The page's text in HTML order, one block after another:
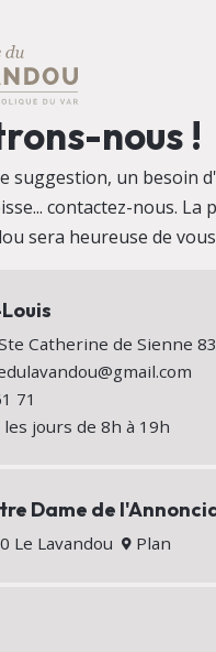
nous !
suggestion, un besoin
contactez-nous. La
sera heureuse de
Catherine de Sienne
71
jours de 8h à 19h
Dame de
Le Lavandou Plan